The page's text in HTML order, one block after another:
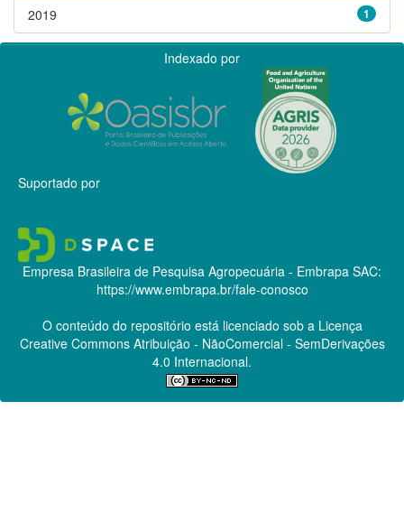
1
2019
Indexado por
Suportado por
Empresa Brasileira de Pesquisa Agropecuária - Embrapa SAC:
https://www.embrapa.br/fale-conosco
O conteúdo do repositório está licenciado sob a Licença
Creative CommonsAtribuição - NãoComercial - SemDerivações
4.0 Internacional.